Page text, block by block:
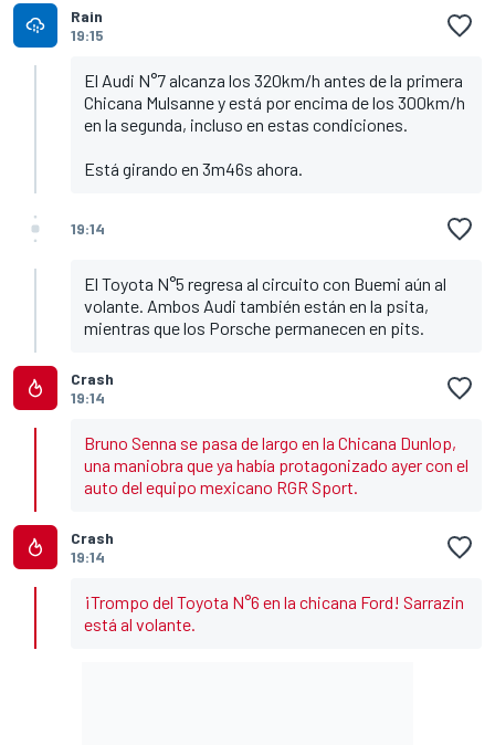
Rain
19:15
El Audi N°7 alcanza los 320km/h antes de la primera
Chicana Mulsanne y está por encima de los 300km/h
en la segunda, incluso en estas condiciones.
Está girando en 3m46s ahora.
19:14
El Toyota N°5 regresa al circuito con Buemi aún al
volante. Ambos Audi también están en la psita,
mientras que los Porsche permanecen en pits.
Crash
19:14
Bruno Senna se pasa de largo en la Chicana Dunlop,
una maniobra que ya había protagonizado ayer con el
auto del equipo mexicano RGR Sport.
Crash
19:14
¡Trompo del Toyota N°6 en la chicana Ford! Sarrazin
está al volante.